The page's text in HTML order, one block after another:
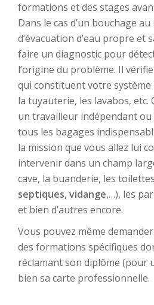
formations et des stages
Dans le cas d’un bouchage
d’évacuation d’eau propre et
faire un diagnostic pour
l’origine du problème. Il
qui constituent votre
la tuyauterie, les lavabos,
un travailleur indépendant ou
tous les bagages
la mission que vous allez lui
intervenir dans un champ
cave, la buanderie, les
septiques, vidange,…), les
et bien d’autres encore.
Vous pouvez même
des formations spécifiques
réclamant son diplôme (pour
bien sa carte professionnelle.